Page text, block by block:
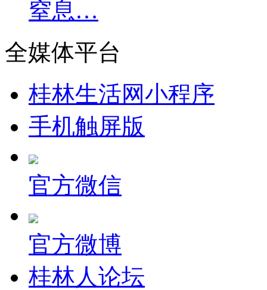
窒息…
全媒体平台
桂林生活网小程序
手机触屏版
官方微信
官方微博
桂林人论坛